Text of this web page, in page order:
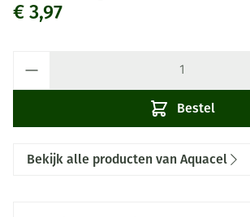
€ 3,97
Bestel
Bekijk alle producten van Aquacel